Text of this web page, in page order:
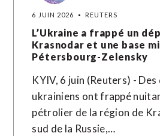
6 JUIN 2026 REUTERS
L’Ukraine a frappé un
Krasnodar et une base
Pétersbourg-Zelensky
KYIV, 6 juin (Reuters) - Des
ukrainiens ont frappé
pétrolier ‌de la ​région ⁠de
‌sud ‌de la Russie,…